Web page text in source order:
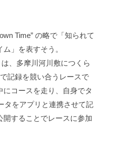
Time” の略で「知られて
」を表すそう。
は、多摩川河川敷につくら
記録を競い合うレースで
コースを走り、自身でタ
タをアプリと連携させて記
開することでレースに参加